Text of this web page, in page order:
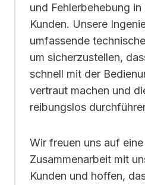
und Fehlerbehebung
Kunden. Unsere
umfassende
um sicherzustellen,
schnell mit der
vertraut machen und
reibungslos
Wir freuen uns auf
Zusammenarbeit mit
Kunden und hoffen,